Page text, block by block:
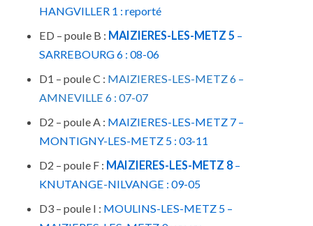
HANGVILLER 1 : reporté
ED – poule B : MAIZIERES-LES-METZ 5 –
SARREBOURG 6 : 08-06
D1 – poule C : MAIZIERES-LES-METZ 6 –
AMNEVILLE 6 : 07-07
D2 – poule A : MAIZIERES-LES-METZ 7–
MONTIGNY-LES-METZ 5 : 03-11
D2 – poule F : MAIZIERES-LES-METZ 8–
KNUTANGE-NILVANGE : 09-05
D3 – poule I : MOULINS-LES-METZ 5 –